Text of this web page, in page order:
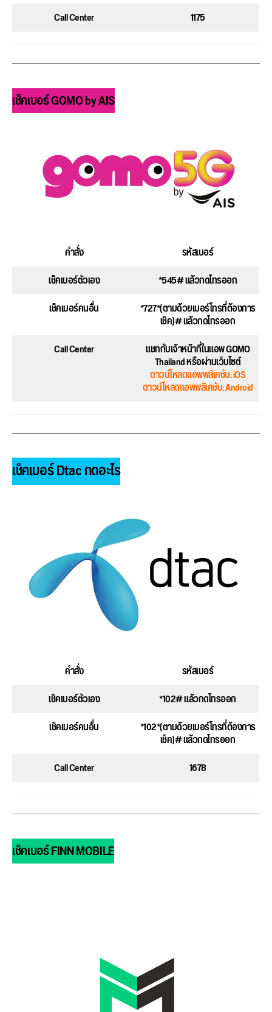
Call Center
1175
เช็คเบอร์ GOMO by AIS
คำสั่ง
รหัสเบอร์
เช็คเบอร์ตัวเอง
*545# แล้วกดโทรออก
เช็คเบอร์คนอื่น
*727*(ตามด้วยเบอร์โทรที่ต้องการ
เช็ค)# แล้วกดโทรออก
Call Center
แชทกับเจ้าหน้าที่ในแอพ GOMO
Thailand หรือผ่านเว็บไซต์
ดาวน์โหลดแอพพลิเคชัน: iOS
ดาวน์โหลดแอพพลิเคชัน: Android
เช็คเบอร์ Dtac กดอะไร
คำสั่ง
รหัสเบอร์
เช็คเบอร์ตัวเอง
*102# แล้วกดโทรออก
เช็คเบอร์คนอื่น
*102*(ตามด้วยเบอร์โทรที่ต้องการ
เช็ค)# แล้วกดโทรออก
Call Center
1678
เช็คเบอร์ FINN MOBILE